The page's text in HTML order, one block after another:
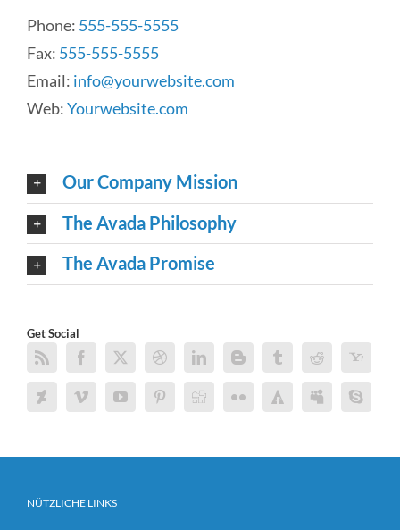
Phone: 555-555-5555
Fax: 555-555-5555
Email: info@yourwebsite.com
Web:Yourwebsite.com
Our Company Mission
The Avada Philosophy
The Avada Promise
Get Social
NÜTZLICHE LINKS